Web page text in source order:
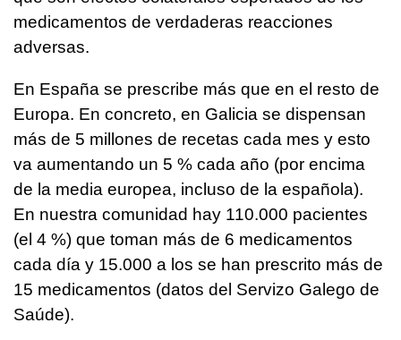
medicamentos de verdaderas reacciones
adversas.
En España se prescribe más que en el resto de
Europa. En concreto, en Galicia se dispensan
más de 5 millones de recetas cada mes y esto
va aumentando un 5 % cada año (por encima
de la media europea, incluso de la española).
En nuestra comunidad hay 110.000 pacientes
(el 4 %) que toman más de 6 medicamentos
cada día y 15.000 a los se han prescrito más de
15 medicamentos (datos del Servizo Galego de
Saúde).